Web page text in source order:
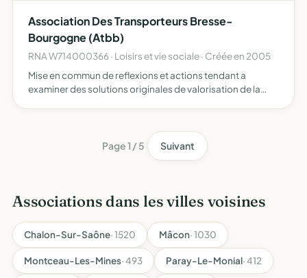
Association Des Transporteurs Bresse-
Bourgogne (Atbb)
RNA W714000366 · Loisirs et vie sociale · Créée en 2005
Mise en commun de reflexions et actions tendant a
examiner des solutions originales de valorisation de la
Page 1 / 5 Suivant
Associations dans les villes voisines
Chalon-Sur-Saône· 1520 Mâcon· 1030
Montceau-Les-Mines· 493 Paray-Le-Monial· 412